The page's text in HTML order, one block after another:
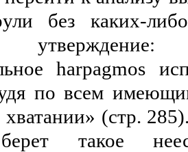
без каких-либо
harpagmos
по всем
(стр.
такое